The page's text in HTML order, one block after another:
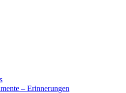
– Erinnerungen